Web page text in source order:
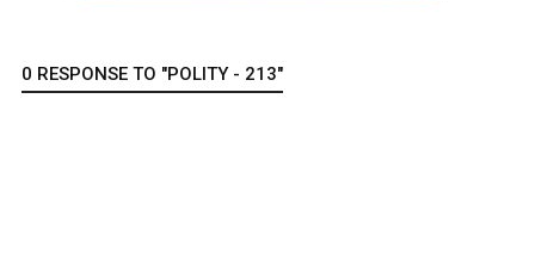
0 RESPONSE TO "POLITY - 213"